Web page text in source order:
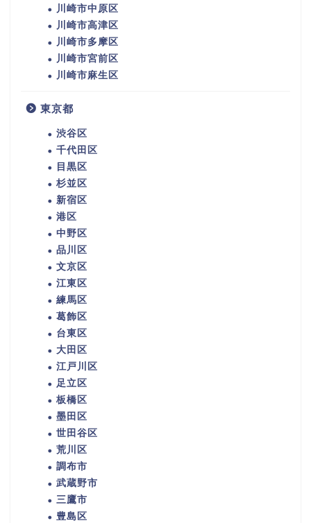
川崎市中原区
川崎市高津区
川崎市多摩区
川崎市宮前区
川崎市麻生区
東京都
渋谷区
千代田区
目黒区
杉並区
新宿区
港区
中野区
品川区
文京区
江東区
練馬区
葛飾区
台東区
大田区
江戸川区
足立区
板橋区
墨田区
世田谷区
荒川区
調布市
武蔵野市
三鷹市
豊島区